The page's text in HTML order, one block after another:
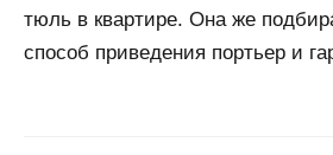
тюль в квартире. Она же
способ приведения портьер и